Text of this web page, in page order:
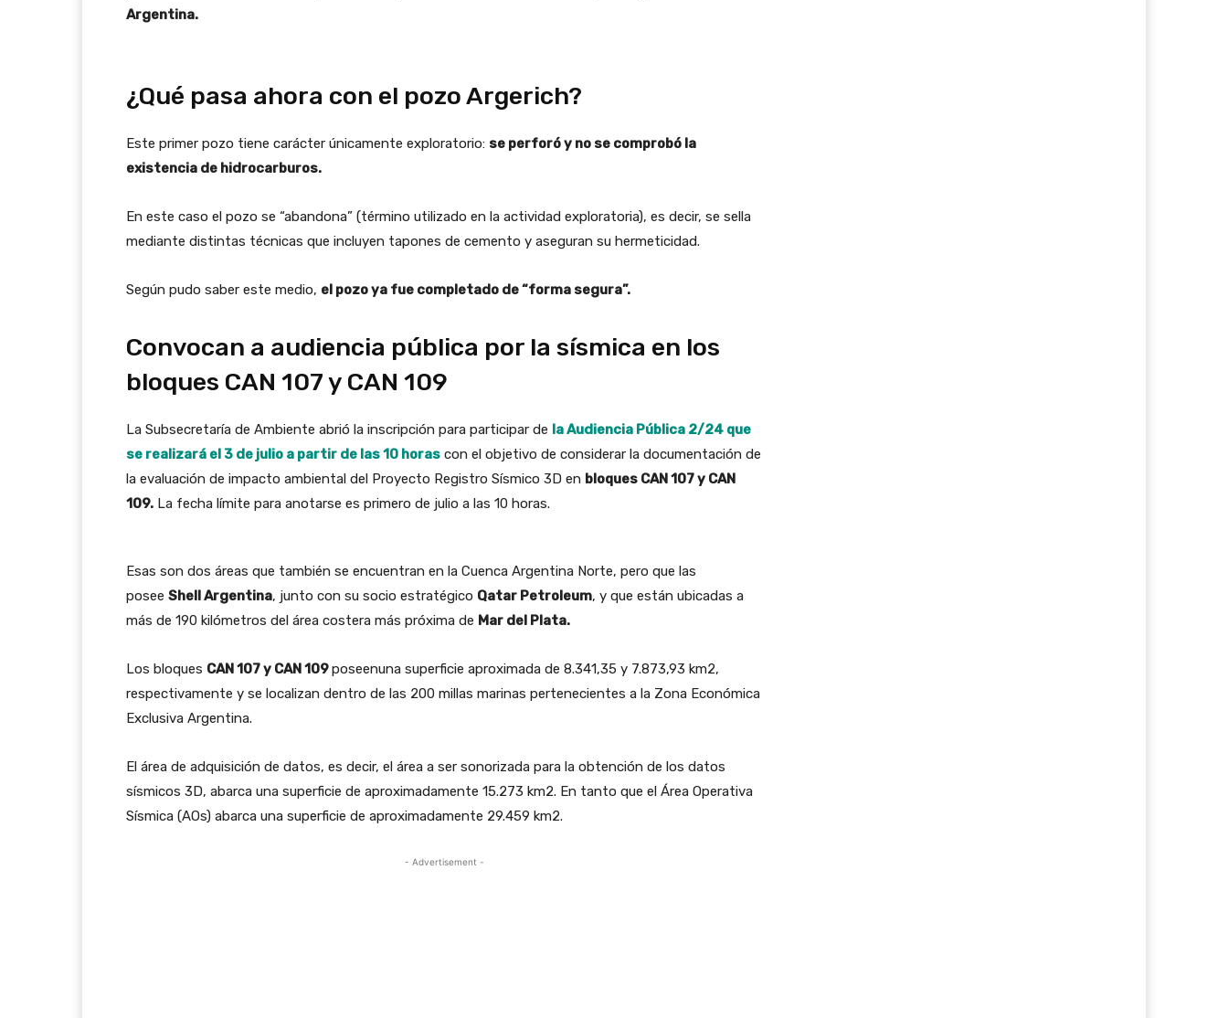
Argentina.
¿Qué pasa ahora con el pozo Argerich?
Este primer pozo tiene carácter únicamente exploratorio: se perforó y no se comprobó la
existencia de hidrocarburos.
En este caso el pozo se “abandona” (término utilizado en la actividad exploratoria), es decir, se sella
mediante distintas técnicas que incluyen tapones de cemento y aseguran su hermeticidad.
Según pudo saber este medio, el pozo ya fue completado de “forma segura”.
Convocan a audiencia pública por la sísmica en los
bloques CAN 107 y CAN 109
La Subsecretaría de Ambiente abrió la inscripción para participar de la Audiencia Pública 2/24 que
se realizará el 3 de julio a partir de las 10 horas con el objetivo de considerar la documentación de
la evaluación de impacto ambiental del Proyecto Registro Sísmico 3D en bloques CAN 107 y CAN
109. La fecha límite para anotarse es primero de julio a las 10 horas.
Esas son dos áreas que también se encuentran en la Cuenca Argentina Norte, pero que las
posee Shell Argentina, junto con su socio estratégico Qatar Petroleum, y que están ubicadas a
más de 190 kilómetros del área costera más próxima de Mar del Plata.
Los bloques CAN 107 y CAN 109poseenuna superficie aproximada de 8.341,35 y 7.873,93 km2,
respectivamente y se localizan dentro de las 200 millas marinas pertenecientes a la Zona Económica
Exclusiva Argentina.
El área de adquisición de datos, es decir, el área a ser sonorizada para la obtención de los datos
sísmicos 3D, abarca una superficie de aproximadamente 15.273 km2. En tanto que el Área Operativa
Sísmica (AOs) abarca una superficie de aproximadamente 29.459 km2.
- Advertisement -